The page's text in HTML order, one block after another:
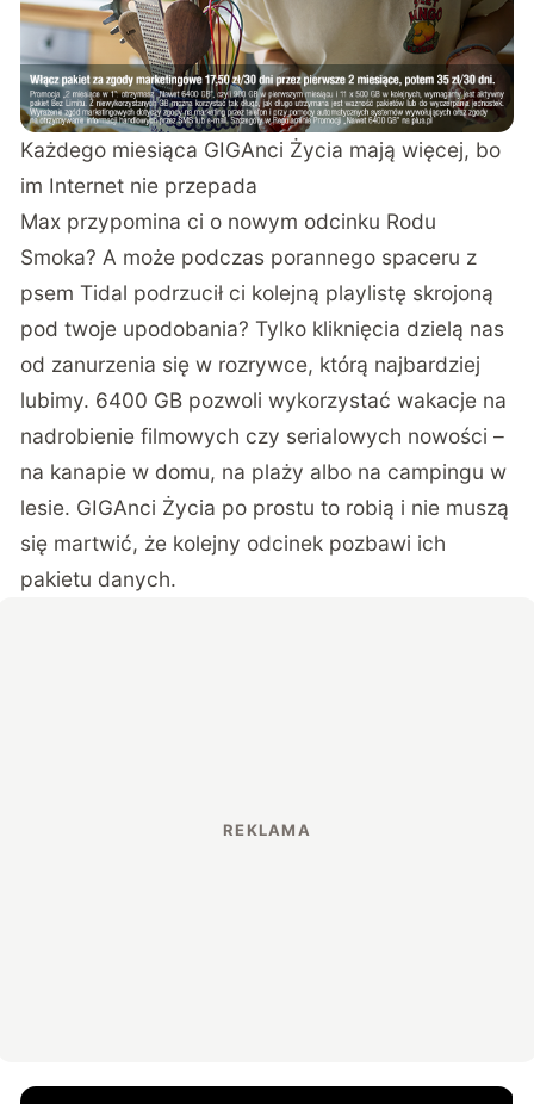
Każdego miesiąca GIGAnci Życia mają więcej, bo
im Internet nie przepada
Max przypomina ci o nowym odcinku Rodu
Smoka? A może podczas porannego spaceru z
psem Tidal podrzucił ci kolejną playlistę skrojoną
pod twoje upodobania? Tylko kliknięcia dzielą nas
od zanurzenia się w rozrywce, którą najbardziej
lubimy. 6400 GB pozwoli wykorzystać wakacje na
nadrobienie filmowych czy serialowych nowości –
na kanapie w domu, na plaży albo na campingu w
lesie. GIGAnci Życia po prostu to robią i nie muszą
się martwić, że kolejny odcinek pozbawi ich
pakietu danych.